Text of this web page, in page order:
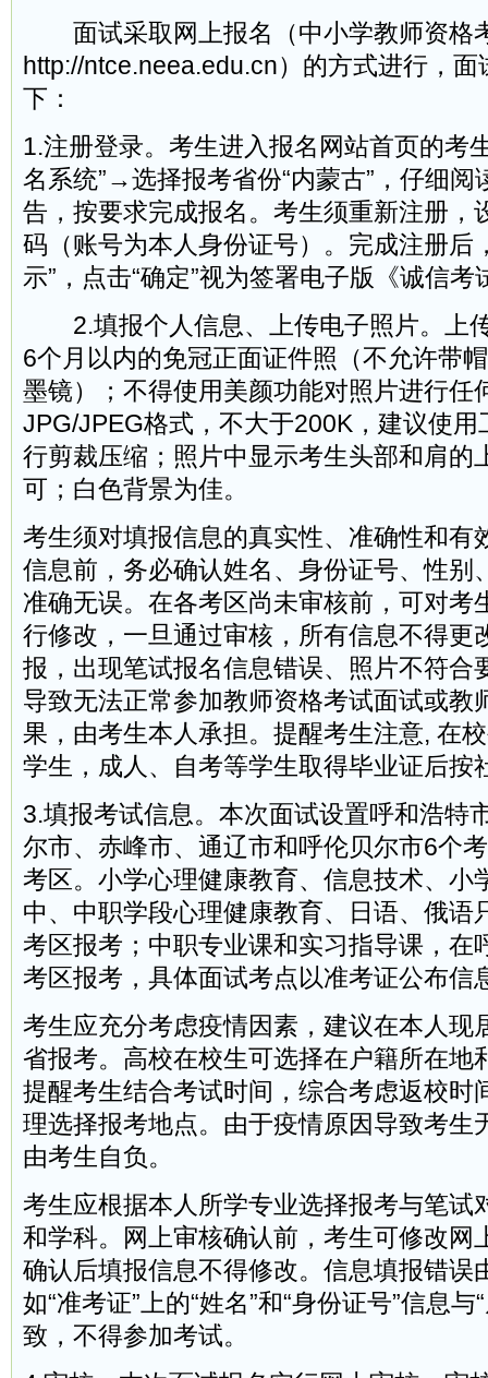
面试采取网上报名（中小学教师资格
http://ntce.neea.edu.cn）的方式进行，
下：
1.注册登录。考生进入报名网站首页的考
名系统”→选择报考省份“内蒙古”，仔细阅
告，按要求完成报名。考生须重新注册，
码（账号为本人身份证号）。完成注册后
示”，点击“确定”视为签署电子版《诚信考
2.填报个人信息、上传电子照片。上
6个月以内的免冠正面证件照（不允许带
墨镜）；不得使用美颜功能对照片进行任
JPG/JPEG格式，不大于200K，建议使
行剪裁压缩；照片中显示考生头部和肩的
可；白色背景为佳。
考生须对填报信息的真实性、准确性和有
信息前，务必确认姓名、身份证号、性别
准确无误。在各考区尚未审核前，可对考
行修改，一旦通过审核，所有信息不得更
报，出现笔试报名信息错误、照片不符合
导致无法正常参加教师资格考试面试或教
果，由考生本人承担。提醒考生注意, 在
学生，成人、自考等学生取得毕业证后按
3.填报考试信息。本次面试设置呼和浩特
尔市、赤峰市、通辽市和呼伦贝尔市6个
考区。小学心理健康教育、信息技术、小
中、中职学段心理健康教育、日语、俄语
考区报考；中职专业课和实习指导课，在
考区报考，具体面试考点以准考证公布信
考生应充分考虑疫情因素，建议在本人现
省报考。高校在校生可选择在户籍所在地
提醒考生结合考试时间，综合考虑返校时
理选择报考地点。由于疫情原因导致考生
由考生自负。
考生应根据本人所学专业选择报考与笔试
和学科。网上审核确认前，考生可修改网
确认后填报信息不得修改。信息填报错误
如“准考证”上的“姓名”和“身份证号”信息
致，不得参加考试。